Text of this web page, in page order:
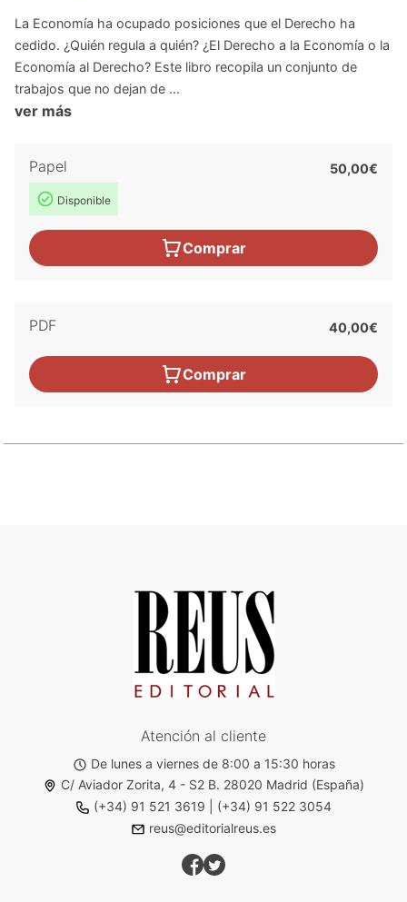
La Economía ha ocupado posiciones que el Derecho ha
cedido. ¿Quién regula a quién? ¿El Derecho a la Economía o la
Economía al Derecho? Este libro recopila un conjunto de
trabajos que no dejan de ...
ver más
Papel
Disponible
50,00€
Comprar
PDF 40,00€
Comprar
Atención al cliente
De lunes a viernes de 8:00 a 15:30 horas
C/ Aviador Zorita, 4 - S2 B. 28020 Madrid (España)
(+34) 91 521 3619
(+34) 91 522 3054
reus@editorialreus.es